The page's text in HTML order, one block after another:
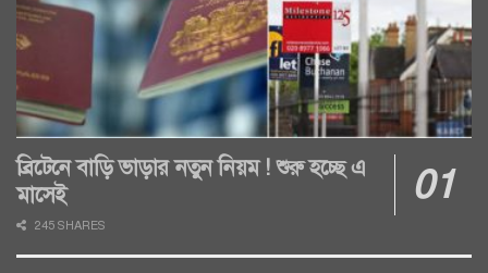
ব্রিটেনে বাড়ি ভাড়ার নতুন নিয়ম ! শুরু হচ্ছে এ
মাসেই
245 SHARES